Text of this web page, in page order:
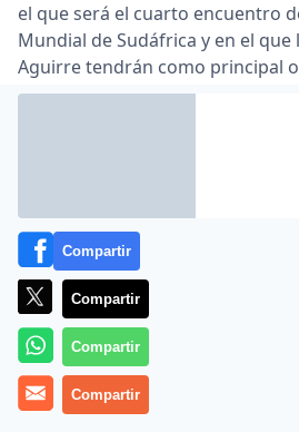
el que será el cuarto encuentro
Mundial de Sudáfrica y en el que
Aguirre tendrán como principal
Messi para poder dar la sorpresa.
Barcelona. Leo todavía no ha
este Mundial de Sudáfrica, a
titular todos los partidos, pero
de los jugadores más
de peligro que crea su selección.
Uno de los que conoce bastante
argentino es su compañero de
Compartir
Compartir
Compartir
Compartir